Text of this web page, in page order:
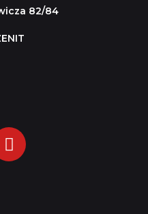
82/84